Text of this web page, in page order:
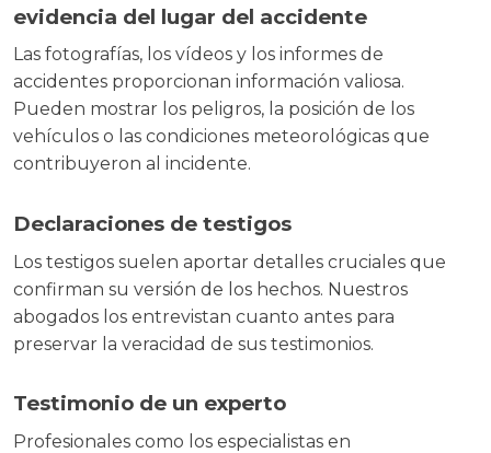
evidencia del lugar del accidente
Las fotografías, los vídeos y los informes de
accidentes proporcionan información valiosa.
Pueden mostrar los peligros, la posición de los
vehículos o las condiciones meteorológicas que
contribuyeron al incidente.
Declaraciones de testigos
Los testigos suelen aportar detalles cruciales que
confirman su versión de los hechos. Nuestros
abogados los entrevistan cuanto antes para
preservar la veracidad de sus testimonios.
Testimonio de un experto
Profesionales como los especialistas en